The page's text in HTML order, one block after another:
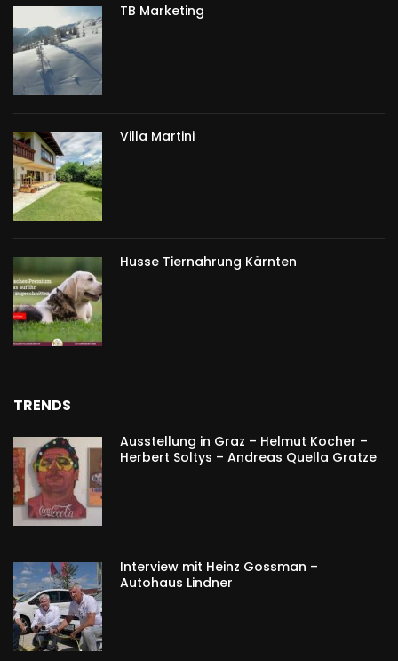
TB Marketing
Villa Martini
Husse Tiernahrung Kärnten
TRENDS
Ausstellung in Graz – Helmut Kocher –
Herbert Soltys – Andreas Quella Gratze
Interview mit Heinz Gossman –
Autohaus Lindner